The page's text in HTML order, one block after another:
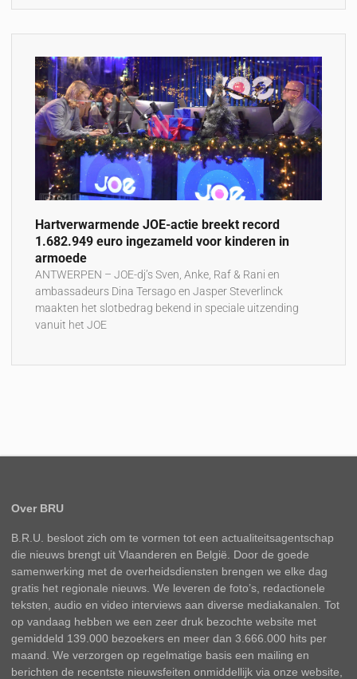
Hartverwarmende JOE-actie breekt record
1.682.949 euro ingezameld voor kinderen in
armoede
ANTWERPEN – JOE-dj’s Sven, Anke, Raf & Rani en
ambassadeurs Dina Tersago en Jasper Steverlinck
maakten het slotbedrag bekend in speciale uitzending
vanuit het JOE
Over BRU
B.R.U. besloot zich om te vormen tot een actualiteitsagentschap
die nieuws brengt uit Vlaanderen en België. Door de goede
samenwerking met de overheidsdiensten brengen we elke dag
gratis het regionale nieuws. We leveren de foto’s, redactionele
teksten, audio en video interviews aan diverse mediakanalen. Tot
op vandaag hebben we een zeer druk bezochte website met
gemiddeld 139.000 bezoekers en meer dan 3.666.000 hits per
maand. We verzorgen op regelmatige basis een mailing en
berichten de recentste nieuwsfeiten onmiddellijk via onze website,